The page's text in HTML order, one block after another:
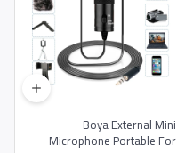
Boya External Mini
Microphone Portable For